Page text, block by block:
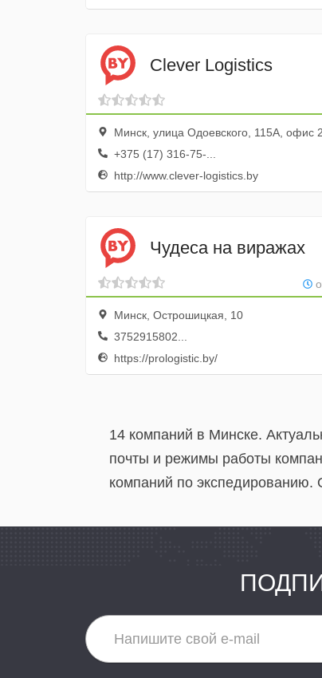
Clever Logistics
Минск, улица Одоевского, 115А, офис
+375 (17) 316-75-...
http://www.clever-logistics.by
Чудеса на виражах
Минск, Острошицкая, 10
3752915802...
https://prologistic.by/
14 компаний в Минске.
почты и режимы работы
компаний по экспедированию.